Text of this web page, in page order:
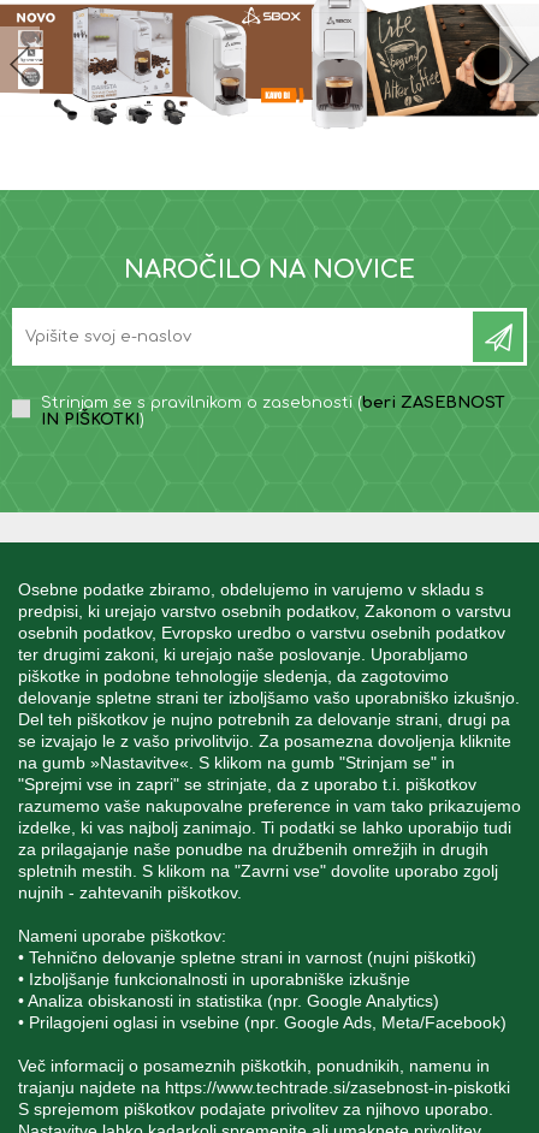
Osebne podatke zbiramo, obdelujemo in varujemo v skladu s
predpisi, ki urejajo varstvo osebnih podatkov, Zakonom o varstvu
osebnih podatkov, Evropsko uredbo o varstvu osebnih podatkov
ter drugimi zakoni, ki urejajo naše poslovanje. Uporabljamo
piškotke in podobne tehnologije sledenja, da zagotovimo
delovanje spletne strani ter izboljšamo vašo uporabniško izkušnjo.
Del teh piškotkov je nujno potrebnih za delovanje strani, drugi pa
se izvajajo le z vašo privolitvijo. Za posamezna dovoljenja kliknite
na gumb »Nastavitve«. S klikom na gumb "Strinjam se" in
"Sprejmi vse in zapri" se strinjate, da z uporabo t.i. piškotkov
razumemo vaše nakupovalne preference in vam tako prikazujemo
izdelke, ki vas najbolj zanimajo. Ti podatki se lahko uporabijo tudi
za prilagajanje naše ponudbe na družbenih omrežjih in drugih
spletnih mestih. S klikom na "Zavrni vse" dovolite uporabo zgolj
nujnih - zahtevanih piškotkov.
Nameni uporabe piškotkov:
• Tehnično delovanje spletne strani in varnost (nujni piškotki)
• Izboljšanje funkcionalnosti in uporabniške izkušnje
• Analiza obiskanosti in statistika (npr. Google Analytics)
• Prilagojeni oglasi in vsebine (npr. Google Ads, Meta/Facebook)
Več informacij o posameznih piškotkih, ponudnikih, namenu in
trajanju najdete na https://www.techtrade.si/zasebnost-in-piskotki
S sprejemom piškotkov podajate privolitev za njihovo uporabo.
NAROČILO NA NOVICE
Strinjam se s pravilnikom o zasebnosti (beri ZASEBNOST
IN PIŠKOTKI )
MOJ RAČUN
STORITEV ZA STRANKE
SPREMLJAJTE NAS
+386 1 562 21 11